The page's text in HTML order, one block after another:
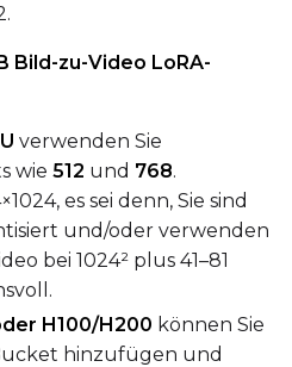
Seed
LoRA Scale
Prompt
Bild-zu-Video LoRA-
verwenden Sie
wie 512 und 768.
es sei denn, Sie sind
und/oder verwenden
bei 1024² plus 41–81
H100/H200 können Sie
hinzufügen und